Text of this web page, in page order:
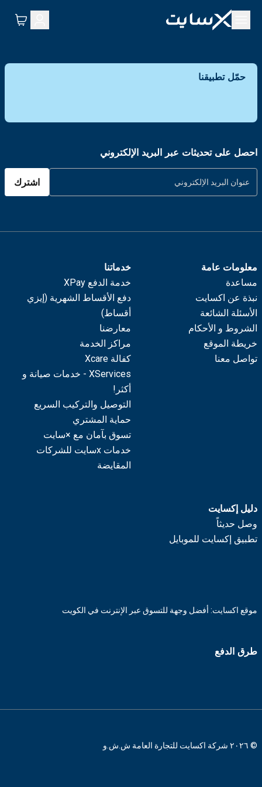
حمّل تطبيقنا
احصل على تحديثات عبر البريد الإلكتروني
اشترك
معلومات عامة
مساعدة
نبذة عن اكسايت
الأسئلة الشائعة
الشروط و الأحكام
خريطة الموقع
تواصل معنا
خدماتنا
خدمة الدفع XPay
دفع الأقساط الشهرية (إيزي
أقساط)
معارضنا
مراكز الخدمة
كفالة Xcare
XServices - خدمات صيانة و
أكثر!
التوصيل والتركيب السريع
حماية المشتري
تسوق بآمان مع ×سايت
خدمات xسايت للشركات
المقايضة
دليل إكسايت
وصل حديثاً
تطبيق إكسايت للموبايل
موقع اكسايت: أفضل وجهة للتسوق عبر الإنترنت في الكويت
طرق الدفع
© ٢٠٢٦ شركة اكسايت للتجارة العامة ش.ش.و